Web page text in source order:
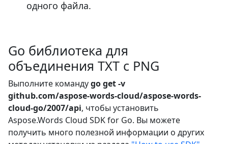
одного файла.
Go библиотека для
объединения TXT с PNG
Выполните командуgo get -v
github.com/aspose-words-cloud/aspose-words-
cloud-go/2007/api, чтобы установить
Aspose.Words Cloud SDK for Go. Вы можете
получить много полезной информации о других